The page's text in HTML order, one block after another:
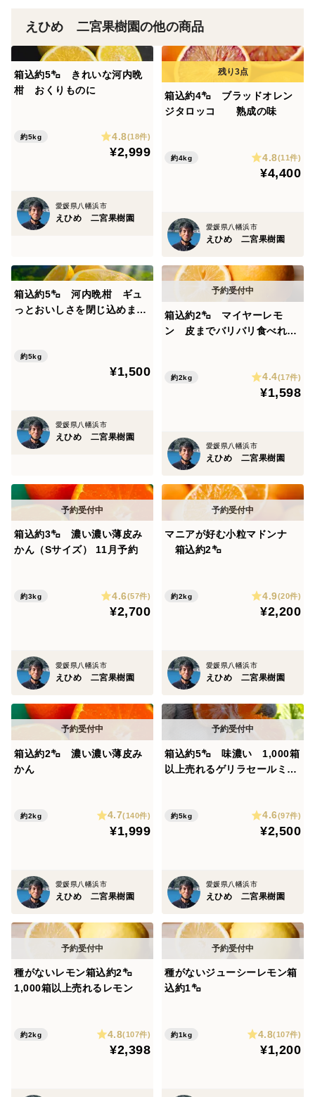
えひめ 二宮果樹園の他の商品
箱込約5㌔ きれいな河内晩
柑 おくりものに
約5kg 4.8(18件)
¥2,999
愛媛県八幡浜市
えひめ 二宮果樹園
箱込約4㌔ ブラッドオレン
ジタロッコ 熟成の味
約4kg 4.8(11件)
¥4,400
愛媛県八幡浜市
えひめ 二宮果樹園
箱込約5㌔ 河内晩柑 ギュ
っとおいしさを閉じ込めまし
ませんか？
約5kg
¥1,500
愛媛県八幡浜市
えひめ 二宮果樹園
箱込約2㌔ マイヤーレモ
ン 皮までバリバリ食べれる
約2kg 4.4(17件)
¥1,598
愛媛県八幡浜市
えひめ 二宮果樹園
箱込約3㌔ 濃い濃い薄皮み
かん（Sサイズ） 11月予約
約3kg 4.6(57件)
¥2,700
愛媛県八幡浜市
えひめ 二宮果樹園
マニアが好む小粒マドンナ
箱込約2㌔
約2kg 4.9(20件)
¥2,200
愛媛県八幡浜市
えひめ 二宮果樹園
箱込約2㌔ 濃い濃い薄皮み
かん
約2kg 4.7(140件)
¥1,999
愛媛県八幡浜市
えひめ 二宮果樹園
箱込約5㌔ 味濃い 1,000箱
以上売れるゲリラセールミカ
約5kg 4.6(97件)
¥2,500
愛媛県八幡浜市
えひめ 二宮果樹園
種がないレモン箱込約2㌔
1,000箱以上売れるレモン
約2kg 4.8(107件)
¥2,398
種がないジューシーレモン箱
込約1㌔
約1kg 4.8(107件)
¥1,200